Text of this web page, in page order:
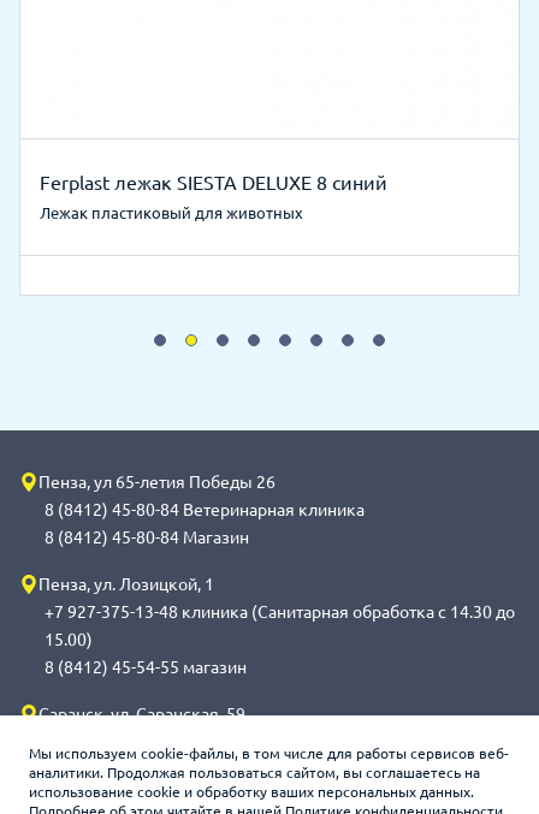
Мы используем cookie-файлы, в том числе для работы сервисов веб-
аналитики. Продолжая пользоваться сайтом, вы соглашаетесь на
использование cookie и обработку ваших персональных данных.
Ferplast лежак SIESTA DELUXE 8 синий
Лежак пластиковый для животных
Пенза, ул 65-летия Победы 26
8 (8412) 45-80-84 Ветеринарная клиника
8 (8412) 45-80-84 Магазин
Пенза, ул. Лозицкой, 1
+7 927-375-13-48 клиника (Санитарная обработка с 14.30 до
15.00)
8 (8412) 45-54-55 магазин
Саранск, ул. Саранская, 59
обработка с 14.00 до 14.30)
8 (8342) 272-275 магазин